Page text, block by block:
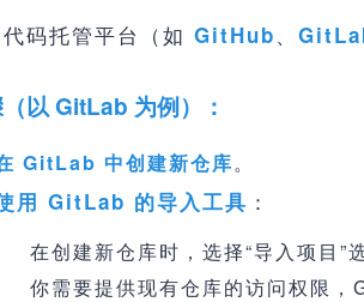
码托管平台（如 GitHub、
以 GitLab 为例）：
GitLab 中创建新仓库。
用 GitLab 的导入工具 ：
在创建新仓库时，选择“导入项目
你需要提供现有仓库的访问权限